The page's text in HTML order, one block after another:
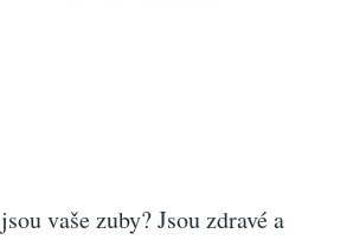
vaše zuby? Jsou zdravé a